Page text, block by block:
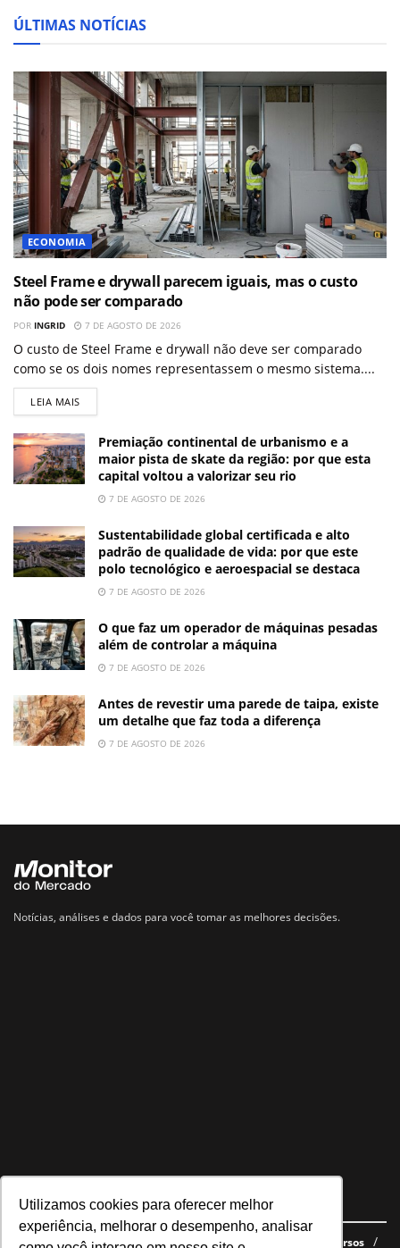
Utilizamos cookies para oferecer melhor
experiência, melhorar o desempenho, analisar
ÚLTIMAS NOTÍCIAS
ECONOMIA
Steel Frame e drywall parecem iguais, mas o custo
não pode ser comparado
POR INGRID 7 DE AGOSTO DE 2026
O custo de Steel Frame e drywall não deve ser comparado
como se os dois nomes representassem o mesmo sistema....
LEIA MAIS
Premiação continental de urbanismo e a
maior pista de skate da região: por que esta
capital voltou a valorizar seu rio
7 DE AGOSTO DE 2026
Sustentabilidade global certificada e alto
padrão de qualidade de vida: por que este
polo tecnológico e aeroespacial se destaca
7 DE AGOSTO DE 2026
O que faz um operador de máquinas pesadas
além de controlar a máquina
7 DE AGOSTO DE 2026
Antes de revestir uma parede de taipa, existe
um detalhe que faz toda a diferença
7 DE AGOSTO DE 2026
Notícias, análises e dados para você tomar as melhores decisões.
Navegue no site
Últimas notícias Quem somos E-books gratuitos Cursos